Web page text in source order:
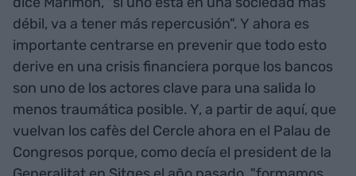
débil, va a tener más repercusión". Y ahora es
importante centrarse en prevenir que todo esto
derive en una crisis financiera porque los bancos
son uno de los actores clave para una salida lo
menos traumática posible. Y, a partir de aquí, que
vuelvan los cafès del Cercle ahora en el Palau de
Congresos porque, como decía el president de la